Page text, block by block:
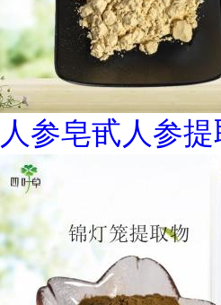
人参皂甙人参